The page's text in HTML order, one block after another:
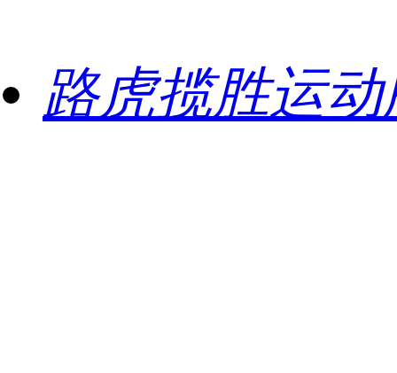
路虎揽胜运